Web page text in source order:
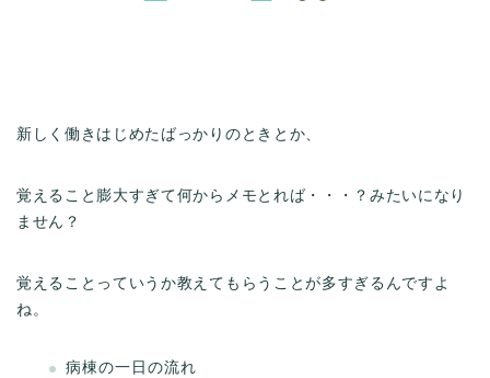
新しく働きはじめたばっかりのときとか、
覚えること膨大すぎて何からメモとれば・・・？みたいになり
ません？
覚えることっていうか教えてもらうことが多すぎるんですよ
ね。
病棟の一日の流れ